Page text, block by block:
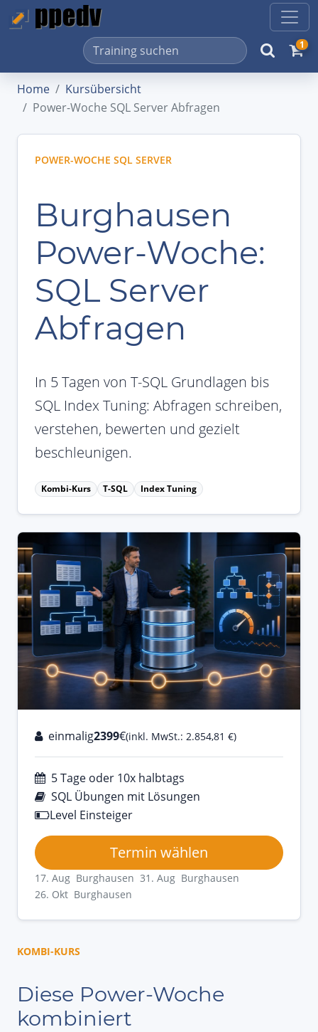
1
Home
Kursübersicht
Power-Woche SQL Server Abfragen
POWER-WOCHE SQL SERVER
Burghausen
Power-Woche:
SQL Server
Abfragen
In 5 Tagen von T-SQL Grundlagen bis
SQL Index Tuning: Abfragen schreiben,
verstehen, bewerten und gezielt
beschleunigen.
Kombi-Kurs T-SQL Index Tuning
einmalig2399€(inkl. MwSt.: 2.854,81 €)
5 Tage oder 10x halbtags
SQL Übungen mit Lösungen
Level Einsteiger
Termin wählen
17. Aug Burghausen 31. Aug Burghausen
26. Okt Burghausen
KOMBI-KURS
Diese Power-Woche
kombiniert